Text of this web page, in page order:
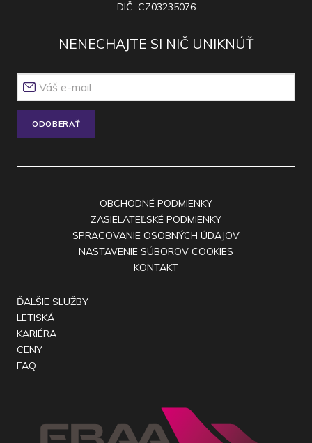
DIČ: CZ03235076
NENECHAJTE SI NIČ UNIKNÚŤ
ODOBERAŤ
OBCHODNÉ PODMIENKY
ZASIELATEĽSKÉ PODMIENKY
SPRACOVANIE OSOBNÝCH ÚDAJOV
NASTAVENIE SÚBOROV COOKIES
KONTAKT
ĎALŠIE SLUŽBY
LETISKÁ
KARIÉRA
CENY
FAQ